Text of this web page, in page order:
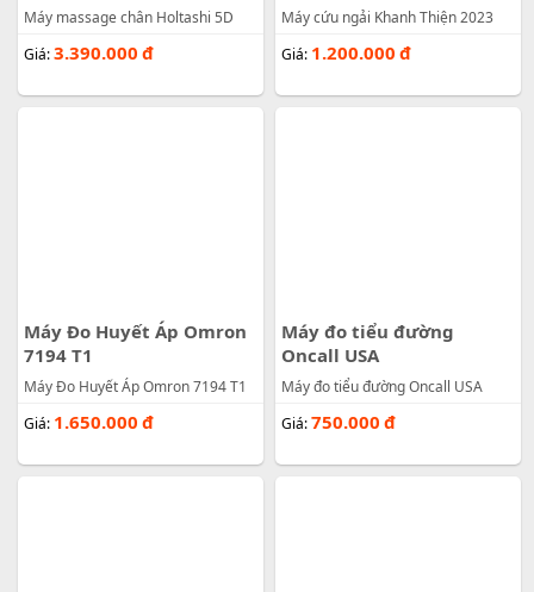
Máy massage chân Holtashi 5D
Giá:3.390.000 đ
Máy cứu ngải Khanh Thiện 2023
Giá: 1.200.000 đ
Máy Đo Huyết Áp Omron
7194 T1
Máy Đo Huyết Áp Omron 7194 T1
Giá: 1.650.000 đ
Máy đo tiểu đường
Oncall USA
Máy đo tiểu đường Oncall USA
Giá:750.000 đ